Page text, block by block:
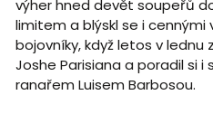
výher hned devět soupeřů
limitem a blýskl se i
bojovníky, když letos v lednu
Joshe Parisiana a poradil si
ranařem Luisem Barbosou.